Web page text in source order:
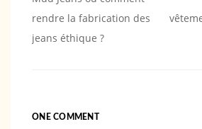
de
l’article
rendre la fabrication des
jeans éthique ?
ONE COMMENT